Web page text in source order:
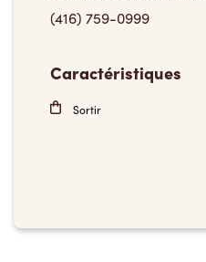
(416) 759-0999
Caractéristiques
Sortir